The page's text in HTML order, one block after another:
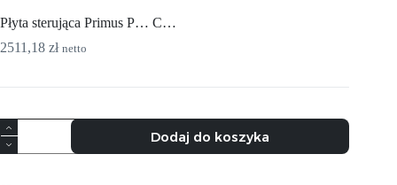
Płyta sterująca Primus P… C…
2511,18 zł netto
ilość
Płyta
sterująca
Dodaj do koszyka